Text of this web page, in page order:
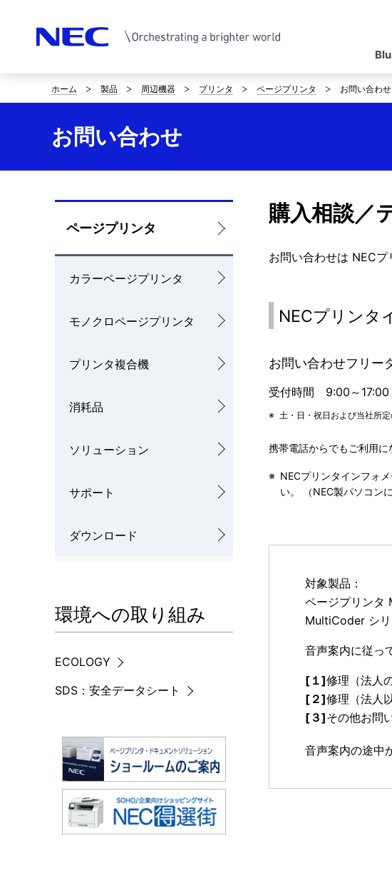
ゲ
ー
サ
イ
ト
の
現
在
ホーム 製品 周辺機器 プリンタ ページプリンタ お問い合わせ
お問い合わせ
ロ
ー
カ
ビ
シ
ページプリンタ
カラーページプリンタ
モノクロページプリンタ
プリンタ複合機
消耗品
ソリューション
サポート
ダウンロード
環境への取り組み
ECOLOGY
SDS：安全データシート
購入相談／
お問い合わせは NECプ
NECプリンタ
お問い合わせフリー
受付時間 9:00～
※ 土・日・祝日および当社所定
携帯電話からでもご利用に
※ NECプリンタインフォ
い。 （NEC製パソコン
対象製品：
ページプリンタ
MultiCoder シ
音声案内に従っ
[１]修理（法人
[２]修理（法人
[３]その他お問
音声案内の途中